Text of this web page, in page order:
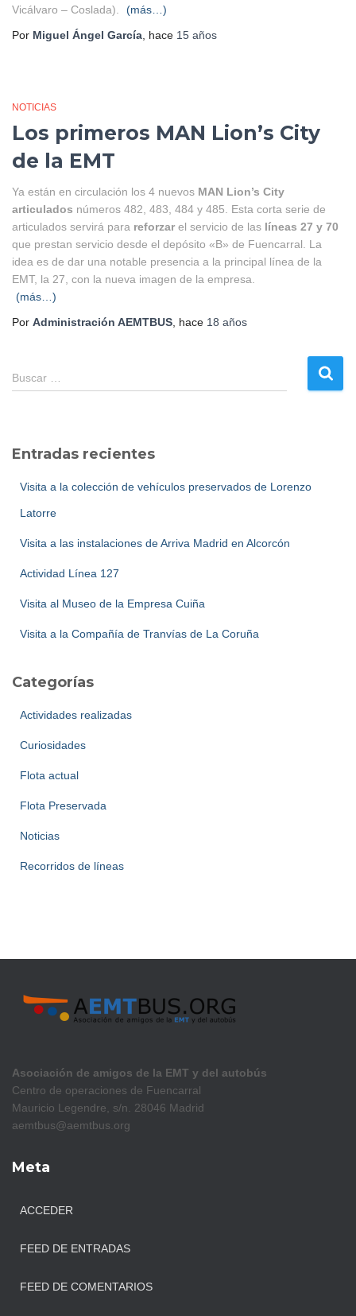
Vicálvaro – Coslada).
(más…)
Por Miguel Ángel García, hace 15 años
NOTICIAS
Los primeros MAN Lion’s City
de la EMT
Ya están en circulación los 4 nuevos MAN Lion’s City
articulados números 482, 483, 484 y 485. Esta corta serie de
articulados servirá para reforzar el servicio de las líneas 27 y 70
que prestan servicio desde el depósito «B» de Fuencarral. La
idea es de dar una notable presencia a la principal línea de la
EMT, la 27, con la nueva imagen de la empresa.
(más…)
Por Administración AEMTBUS, hace 18 años
B
u
r
Buscar …
Entradas recientes
Visita a la colección de vehículos preservados de Lorenzo
Latorre
Visita a las instalaciones de Arriva Madrid en Alcorcón
Actividad Línea 127
Visita al Museo de la Empresa Cuiña
Visita a la Compañía de Tranvías de La Coruña
Categorías
Actividades realizadas
Curiosidades
Flota actual
Flota Preservada
Noticias
Recorridos de líneas
Asociación de amigos de la EMT y del autobús
Centro de operaciones de Fuencarral
Mauricio Legendre, s/n. 28046 Madrid
aemtbus@aemtbus.org
Meta
ACCEDER
FEED DE ENTRADAS
FEED DE COMENTARIOS